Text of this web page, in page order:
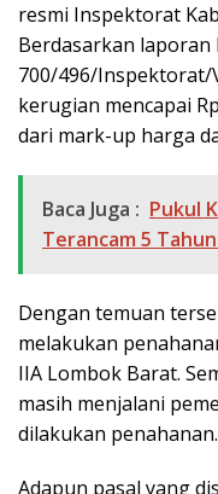
resmi Inspektorat
Berdasarkan laporan
700/496/Inspektorat/
kerugian mencapai
dari mark-up harga
Baca Juga : Pukul
Terancam 5
Dengan temuan
melakukan
IIA Lombok Barat.
masih menjalani
dilakukan penahanan.
Adapun pasal yang